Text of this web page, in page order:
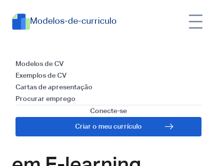
Modelos-de-curriculo
Modelos de CV
Exemplos de CV
Cartas de apresentação
Procurar emprego
Conecte-se
Criar o meu currículo
Modelos e Guia para
Escrever uma Carta
de Apresentação
para Especialista